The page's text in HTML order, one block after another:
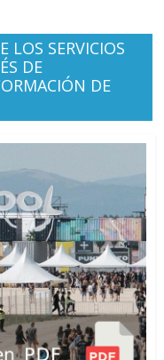
LOS SERVICIOS
DE
DE